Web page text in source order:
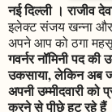
नई दिल्ली । राजीव
इलेक्ट संजय खन्ना और
अपने आप को ठगा
गवर्नर नॉमिनी पद
उकसाया, लेकिन अब
अपनी उम्मीदवारी को
करने से पीछे हट रहे हैं